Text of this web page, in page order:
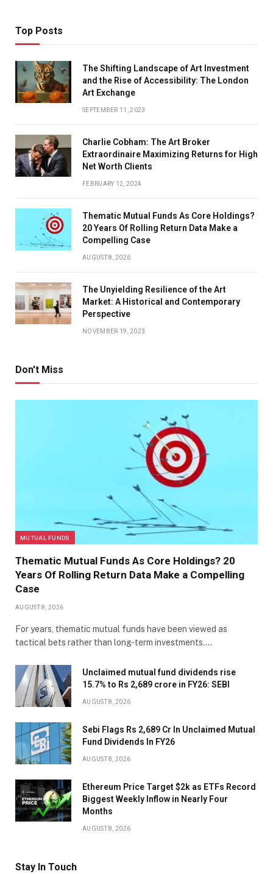
Top Posts
The Shifting Landscape of Art Investment
and the Rise of Accessibility: The London
Art Exchange
SEPTEMBER 11, 2023
Charlie Cobham: The Art Broker
Extraordinaire Maximizing Returns for High
Net Worth Clients
FEBRUARY 12, 2024
Thematic Mutual Funds As Core Holdings?
20 Years Of Rolling Return Data Make a
Compelling Case
AUGUST 8, 2026
The Unyielding Resilience of the Art
Market: A Historical and Contemporary
Perspective
NOVEMBER 19, 2023
Don't Miss
MUTUAL FUNDS
Thematic Mutual Funds As Core Holdings? 20
Years Of Rolling Return Data Make a Compelling
Case
AUGUST 8, 2026
For years, thematic mutual funds have been viewed as
tactical bets rather than long-term investments.…
Unclaimed mutual fund dividends rise
15.7% to Rs 2,689 crore in FY26: SEBI
AUGUST 8, 2026
Sebi Flags Rs 2,689 Cr In Unclaimed Mutual
Fund Dividends In FY26
AUGUST 8, 2026
Ethereum Price Target $2k as ETFs Record
Biggest Weekly Inflow in Nearly Four
Months
AUGUST 8, 2026
Stay In Touch